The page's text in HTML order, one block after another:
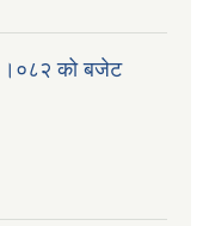
को बजेट